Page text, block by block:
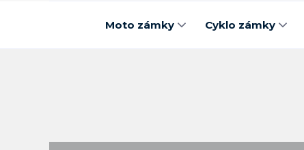
Moto zámky Cyklo zámky